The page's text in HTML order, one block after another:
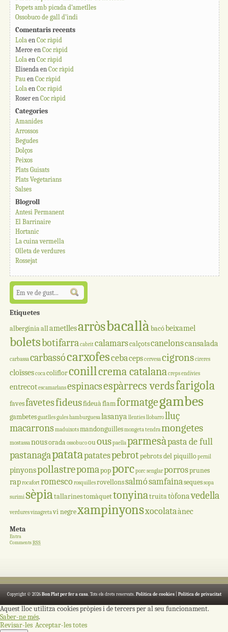
Popets amb picada d’ametlles
Ossobuco de gall d’indi
Comentaris recents
Lola en Coc ràpid
Merce en Coc ràpid
Lola en Coc ràpid
Elisenda en Coc ràpid
Pau en Coc ràpid
Lola en Coc ràpid
Roser en Coc ràpid
Categories
Amanides
Arrossos
Begudes
Dolços
Peixos
Plats Guisats
Plats Vegetarians
Salses
Blogroll
Antesi Permanent
El Barrinaire
Hortanic
La cuina vermella
Olleta de verdures
Rossejat
Etiquetes
albergíniaallametllesarròsbacallà bacóbeixamel
boletsbotifarracabritcalamarscalçotscanelonscansalada
carbassacarbassócarxofescebacepscervesacigronscireres
cloïssescocacoliflorconillcrema catalanacrepsendívies
entrecotescamarlansespinacsespàrrecs verdsfarigola
favesfavetesfideusfideuàflamformatgegambes
gambetesguatllesguleshamburguesalasanya llentiesllobarrolluç
macarronsmaduixotsmandonguillesmongeta tendramongetes
mostassanousoradaossobucoououspaellaparmesàpasta de full
pastanagapatatapatatespebrot pebrots del piquillopernil
pinyonspollastrepomapopporcporc senglarporrosprunes
raprocafortromesco rosquillesrovellonssalmósamfainasequessopa
surimi sèpiatallarinestomàquettonyinatruitatòfonavedella
verduresvinagretavi negrexampinyonsxocolataànec
Meta
Entra
CommentsRSS
Copyright © 2026 Bon Plat per fer a casa. Tots els drets reservats. Política de cookies| Política de privacitat
Aquest lloc utilitza cookies pròpies i de tercers per al seu funcionament.
Saber-ne més.
Revisar-les Acceptar-les totes